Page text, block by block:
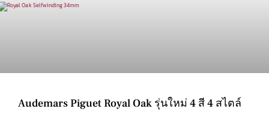
Audemars Piguet Royal Oak รุ่นใหม่ 4 สี 4 สไตล์